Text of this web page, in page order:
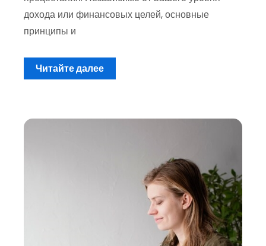
дохода или финансовых целей, основные
принципы и
Читайте далее